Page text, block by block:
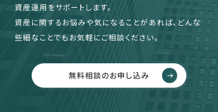
資産運用をサポートします。
資産に関するお悩みや気になることがあれば、どんな
些細なことでもお気軽にご相談ください。
無料相談のお申し込み